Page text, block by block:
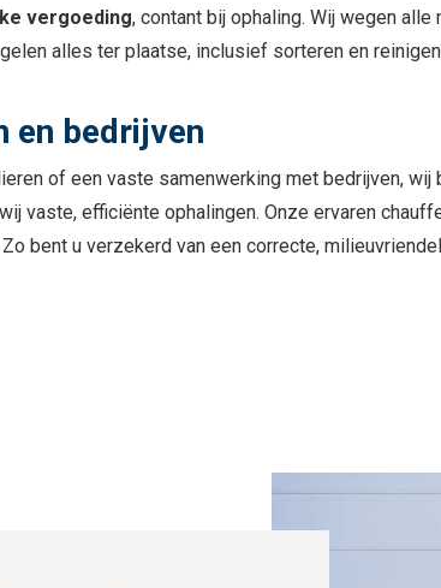
vergoeding, contant bij ophaling. Wij wegen
alles ter plaatse, inclusief sorteren en
en bedrijven
of een vaste samenwerking met bedrijven,
vaste, efficiënte ophalingen. Onze ervaren
bent u verzekerd van een correcte,